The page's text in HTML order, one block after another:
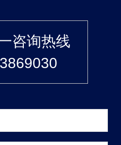
咨询热线